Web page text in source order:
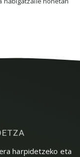
harpidetzeko eta